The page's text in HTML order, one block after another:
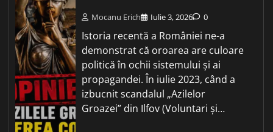
Mocanu Erich Iulie 3, 2026 0
Istoria recentă a României ne-a
demonstrat că oroarea are culoare
politică în ochii sistemului și ai
propagandei. În iulie 2023, când a
izbucnit scandalul „Azilelor
Groazei” din Ilfov (Voluntari și…